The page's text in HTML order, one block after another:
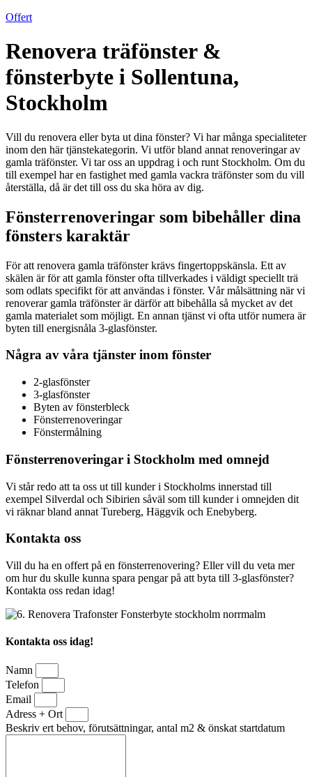
Offert
Renovera träfönster &
fönsterbyte i Sollentuna,
Stockholm
Vill du renovera eller byta ut dina fönster? Vi har många specialiteter
inom den här tjänstekategorin. Vi utför bland annat renoveringar av
gamla träfönster. Vi tar oss an uppdrag i och runt Stockholm. Om du
till exempel har en fastighet med gamla vackra träfönster som du vill
återställa, då är det till oss du ska höra av dig.
Fönsterrenoveringar som bibehåller dina
fönsters karaktär
För att renovera gamla träfönster krävs fingertoppskänsla. Ett av
skälen är för att gamla fönster ofta tillverkades i väldigt speciellt trä
som odlats specifikt för att användas i fönster. Vår målsättning när vi
renoverar gamla träfönster är därför att bibehålla så mycket av det
gamla materialet som möjligt. En annan tjänst vi ofta utför numera är
byten till energisnåla 3-glasfönster.
Några av våra tjänster inom fönster
2-glasfönster
3-glasfönster
Byten av fönsterbleck
Fönsterrenoveringar
Fönstermålning
Fönsterrenoveringar i Stockholm med omnejd
Vi står redo att ta oss ut till kunder i Stockholms innerstad till
exempel Silverdal och Sibirien såväl som till kunder i omnejden dit
vi räknar bland annat Tureberg, Häggvik och Enebyberg.
Kontakta oss
Vill du ha en offert på en fönsterrenovering? Eller vill du veta mer
om hur du skulle kunna spara pengar på att byta till 3-glasfönster?
Kontakta oss redan idag!
Kontakta oss idag!
Namn
Telefon
Email
Adress + Ort
Beskriv ert behov, förutsättningar, antal m2 & önskat startdatum